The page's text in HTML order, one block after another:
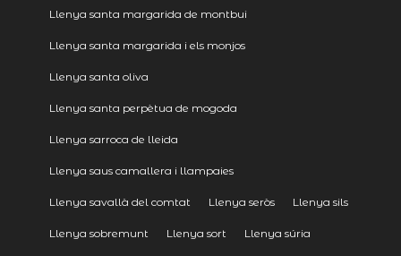
Llenya santa margarida de montbui
Llenya santa margarida i els monjos
Llenya santa oliva
Llenya santa perpètua de mogoda
Llenya sarroca de lleida
Llenya saus camallera i llampaies
Llenya savallà del comtat Llenya seròs Llenya sils
Llenya sobremunt Llenya sort Llenya súria